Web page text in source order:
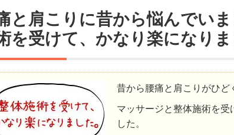
と肩こりに昔から悩んでい
を受けて、かなり楽になりま
昔から腰痛と肩こりがひど
マッサージと整体施術を受
した。